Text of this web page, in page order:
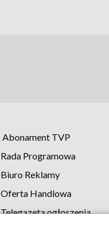
Abonament TVP
Rada Programowa
Biuro Reklamy
Oferta Handlowa
Telegazeta ogłoszenia